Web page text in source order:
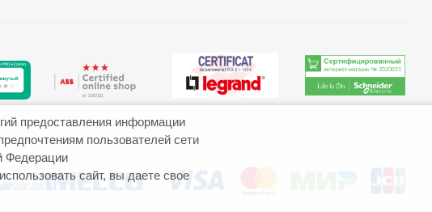
предоставления информации
пользователей сети
Федерации
сайт, вы даете свое